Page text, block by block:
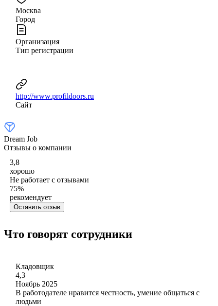
Москва
Город
Организация
Тип регистрации
http://www.profildoors.ru
Сайт
Dream Job
Отзывы о компании
3,8
хорошо
Не работает с отзывами
75%
рекомендует
Оставить отзыв
Что говорят сотрудники
Кладовщик
4,3
Ноябрь 2025
В работодателе нравится честность, умение общаться с
людьми